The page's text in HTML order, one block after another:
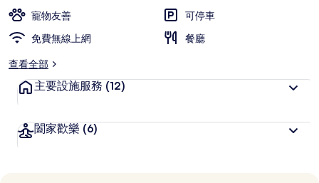
集
寵物友善
可停車
免費無線上網
餐廳
查看全部
主要設施服務 (12)
闔家歡樂 (6)